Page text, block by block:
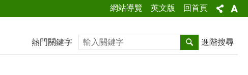
網站導覽 英文版 回首頁
熱門關鍵字 搜尋 進階搜尋